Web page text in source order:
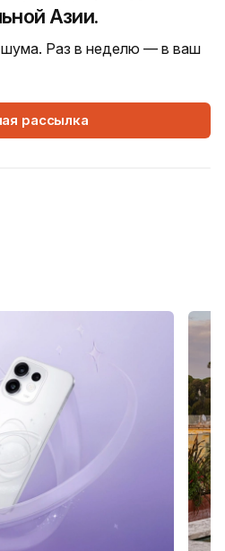
Азии.
шума. Раз в неделю — в ваш
рассылка